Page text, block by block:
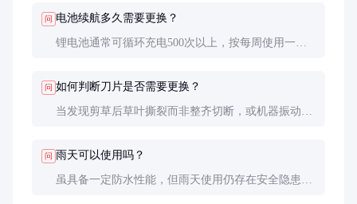
问 电池续航多久需要更换？
锂电池通常可循环充电500次以上，按每周使用一次
问 如何判断刀片是否需要更换？
当发现剪草后草叶撕裂而非整齐切断，或机器振动明
问 雨天可以使用吗？
虽具备一定防水性能，但雨天使用仍存在安全隐患。